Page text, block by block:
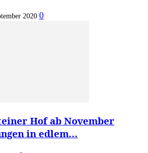
2020 0
Hof ab November
in edlem...